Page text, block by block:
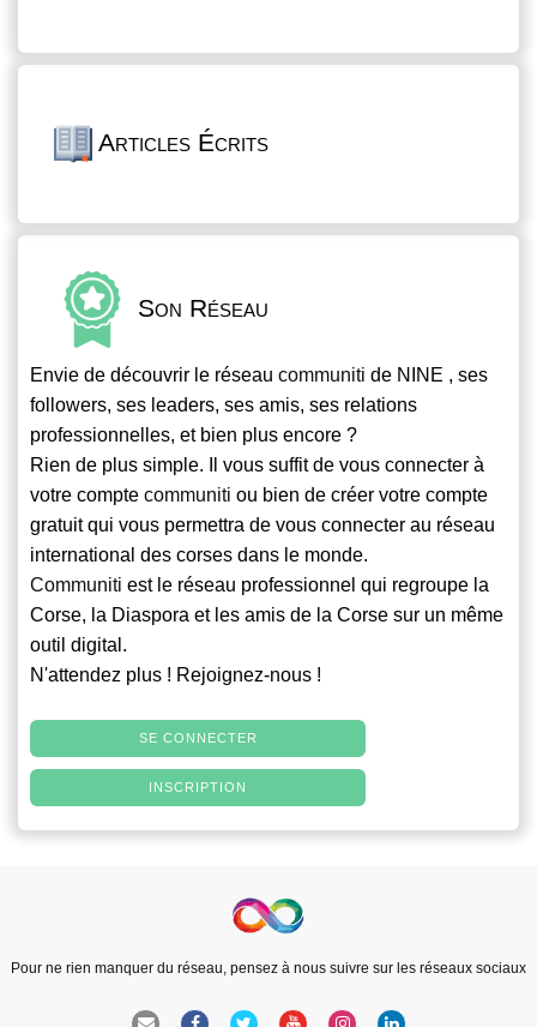
Articles Écrits
Son Réseau
Envie de découvrir le réseau communiti de NINE , ses
followers, ses leaders, ses amis, ses relations
professionnelles, et bien plus encore ?
Rien de plus simple. Il vous suffit de vous connecter à
votre compte communiti ou bien de créer votre compte
gratuit qui vous permettra de vous connecter au réseau
international des corses dans le monde.
Communiti est le réseau professionnel qui regroupe la
Corse, la Diaspora et les amis de la Corse sur un même
outil digital.
N'attendez plus ! Rejoignez-nous !
SE CONNECTER
INSCRIPTION
Pour ne rien manquer du réseau, pensez à nous suivre sur les réseaux sociaux